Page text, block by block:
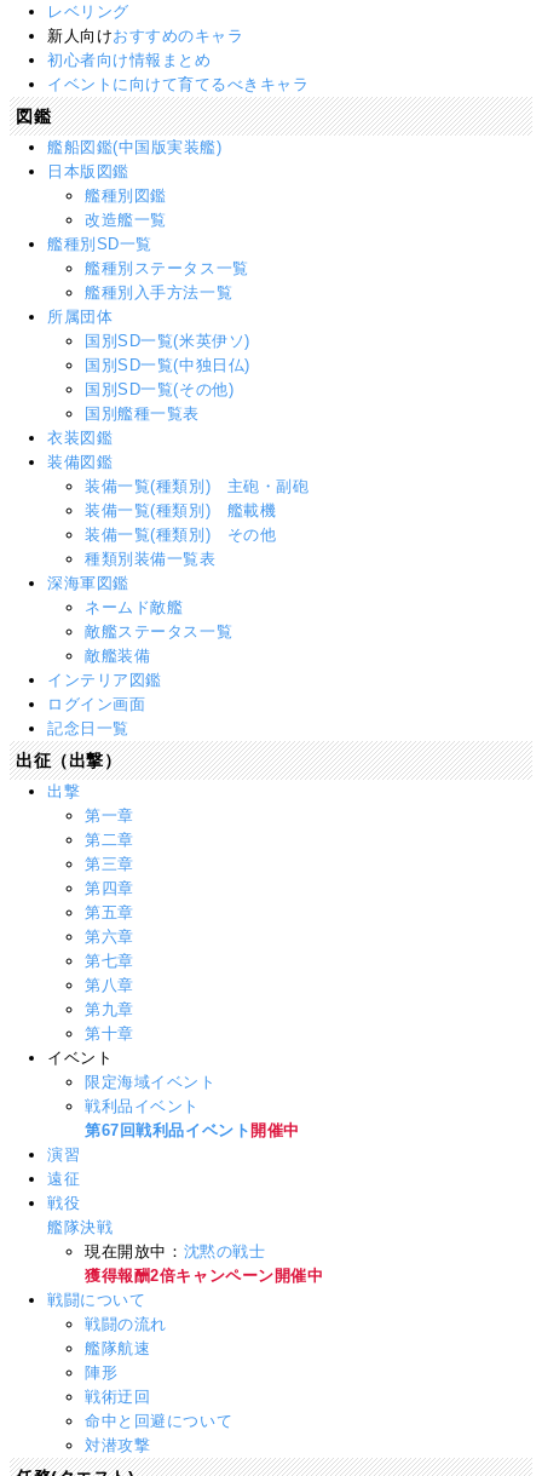
レベリング
新人向けおすすめのキャラ
初心者向け情報まとめ
イベントに向けて育てるべきキャラ
図鑑
艦船図鑑(中国版実装艦)
日本版図鑑
艦種別図鑑
改造艦一覧
艦種別SD一覧
艦種別ステータス一覧
艦種別入手方法一覧
所属団体
国別SD一覧(米英伊ソ)
国別SD一覧(中独日仏)
国別SD一覧(その他)
国別艦種一覧表
衣装図鑑
装備図鑑
装備一覧(種類別) 主砲・副砲
装備一覧(種類別) 艦載機
装備一覧(種類別) その他
種類別装備一覧表
深海軍図鑑
ネームド敵艦
敵艦ステータス一覧
敵艦装備
インテリア図鑑
ログイン画面
記念日一覧
出征（出撃）
出撃
第一章
第二章
第三章
第四章
第五章
第六章
第七章
第八章
第九章
第十章
イベント
限定海域イベント
戦利品イベント
第67回戦利品イベント 開催中
演習
遠征
戦役
艦隊決戦
現在開放中： 沈黙の戦士
獲得報酬2倍キャンペーン開催中
戦闘について
戦闘の流れ
艦隊航速
陣形
戦術迂回
命中と回避について
対潜攻撃